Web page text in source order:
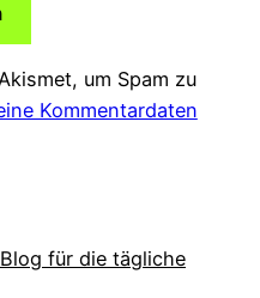
um Spam zu
Kommentardaten
für die tägliche